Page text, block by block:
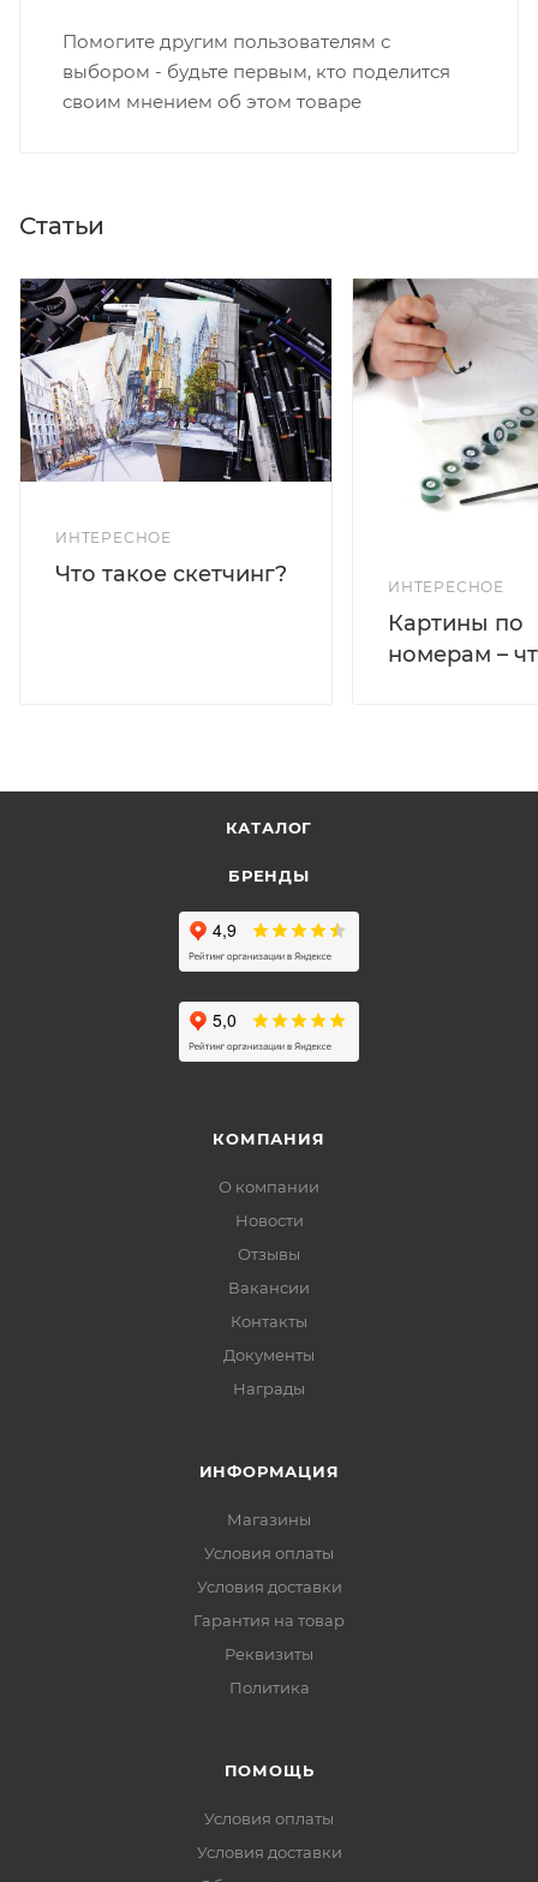
Помогите другим пользователям с
выбором - будьте первым, кто поделится
своим мнением об этом товаре
Статьи
ИНТЕРЕСНОЕ
Что такое скетчинг?
ИНТЕРЕСНОЕ
Картины по
номерам –
КАТАЛОГ
БРЕНДЫ
КОМПАНИЯ
О компании
Новости
Отзывы
Вакансии
Контакты
Документы
Награды
ИНФОРМАЦИЯ
Магазины
Условия оплаты
Условия доставки
Гарантия на товар
Реквизиты
Политика
ПОМОЩЬ
Условия оплаты
Условия доставки